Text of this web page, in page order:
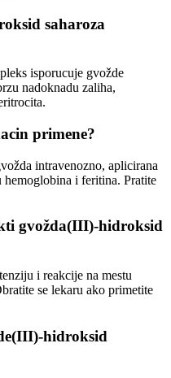
saharoza
isporucuje gvožde
nadoknadu zaliha,
primene?
intravenozno, aplicirana
i feritina. Pratite
gvožda(III)-hidroksid
i reakcije na mestu
se lekaru ako primetite
hidroksid